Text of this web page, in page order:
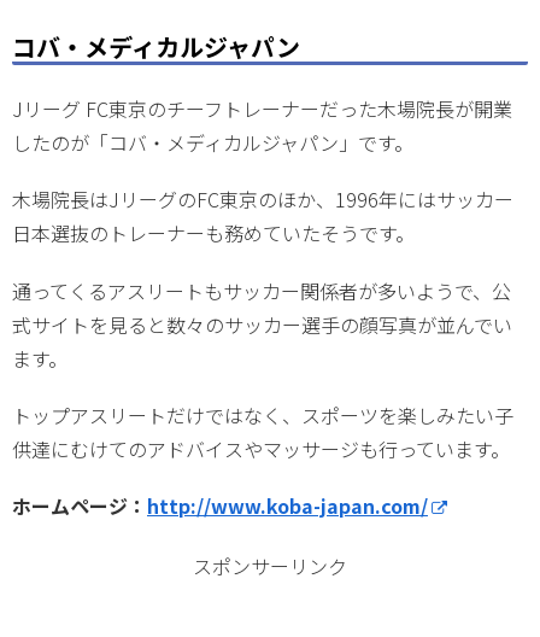
コバ・メディカルジャパン
Jリーグ FC東京のチーフトレーナーだった木場院長が開業
したのが「コバ・メディカルジャパン」です。
木場院長はJリーグのFC東京のほか、1996年にはサッカー
日本選抜のトレーナーも務めていたそうです。
通ってくるアスリートもサッカー関係者が多いようで、公
式サイトを見ると数々のサッカー選手の顔写真が並んでい
ます。
トップアスリートだけではなく、スポーツを楽しみたい子
供達にむけてのアドバイスやマッサージも行っています。
ホームページ： http://www.koba-japan.com/
スポンサーリンク